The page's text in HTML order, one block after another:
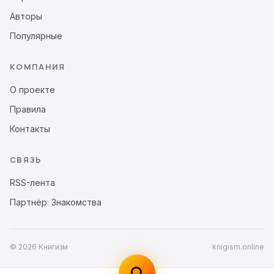
Авторы
Популярные
КОМПАНИЯ
О проекте
Правила
Контакты
СВЯЗЬ
RSS-лента
Партнёр: Знакомства
© 2026 Книгизм knigism.online